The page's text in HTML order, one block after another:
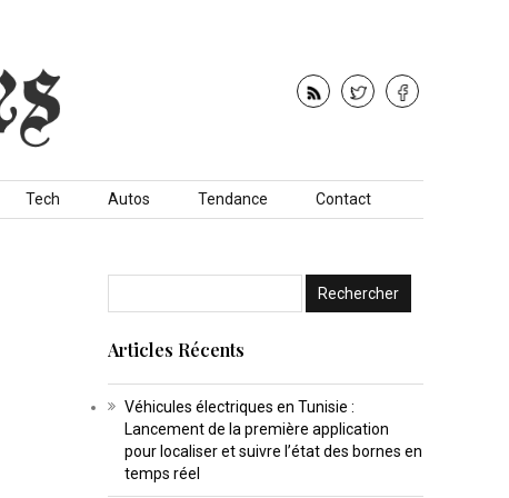
Tech Autos Tendance Contact
Articles Récents
Véhicules électriques en Tunisie :
Lancement de la première application
pour localiser et suivre l’état des bornes en
temps réel